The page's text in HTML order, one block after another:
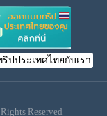
ปประเทศไทยกับเรา
Reserved